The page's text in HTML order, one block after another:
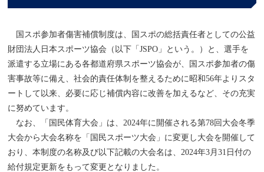
国スポ参加者傷害補償制度は、国スポの総括責任者としての公益
財団法人日本スポーツ協会（以下「JSPO」という。）
と、選手を
派遣する立場にある各都道府県スポーツ協会が、国スポ参加者の傷
害事故等に備え、社会的責任体制を整えるために昭和56年よりスタ
ートして以来、必要に応じ補償内容に改善を加えるなど、その充実
に努めています。
なお、「国民体育大会」は、2024年に開催される第78回大会冬季
大会から大会名称を「国民スポーツ大会」に変更し大会を開催して
おり、本制度の名称及び以下記載の大会名は、2024年3月31日付の
給付規定更新をもって変更となりました。